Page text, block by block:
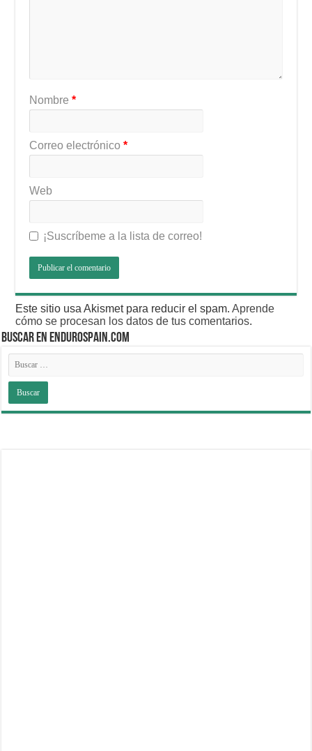
Nombre*
Correo electrónico*
Web
¡Suscríbeme a la lista de correo!
Este sitio usa Akismet para reducir el spam.Aprende
cómo se procesan los datos de tus comentarios.
BUSCAR EN ENDUROSPAIN.COM